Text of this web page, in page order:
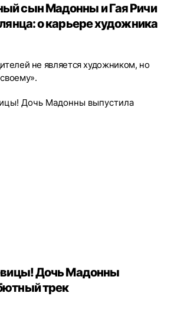
сын Мадонны и Гая Ричи
о карьере художника
не является художником, но
Дочь Мадонны
трек